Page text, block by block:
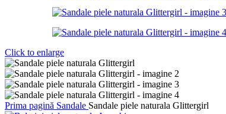
Click to enlarge
Prima pagină Sandale Sandale piele naturala Glittergirl